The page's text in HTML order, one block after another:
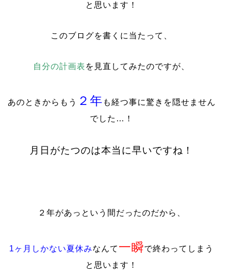
と思います！
このブログを書くに当たって、
自分の計画表 を見直してみたのですが、
あのときからもう ２年 も経つ事に驚きを隠せません
でした…！
月日がたつのは本当に早いですね！
２年があっという間だったのだから、
1ヶ月しかない夏休みなんて 一瞬で終わってしまう
と思います！